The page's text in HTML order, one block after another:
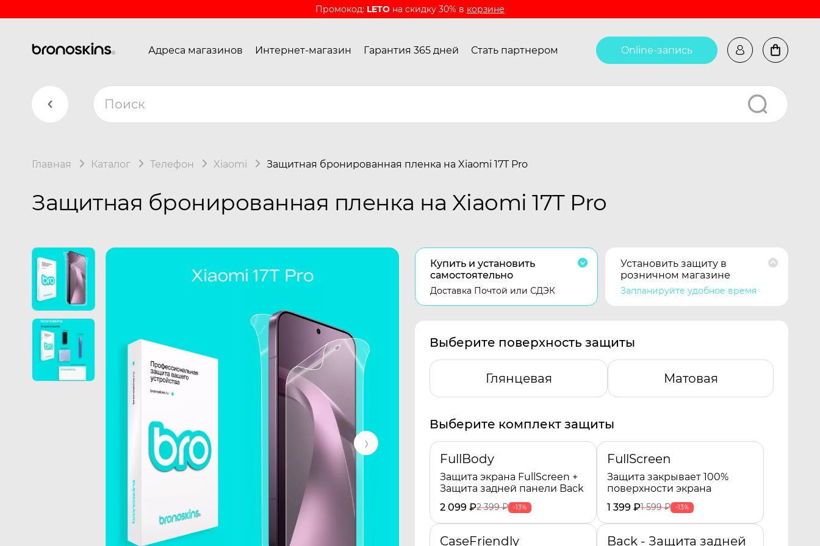
Промокод: LETO на скидку 30% в корзине
Адреса магазинов Интернет-магазин Гарантия 365 дней Стать партнером Online-запись
Главная Каталог Телефон Xiaomi Защитная бронированная пленка на Xiaomi 17T Pro
Защитная бронированная пленка на Xiaomi 17T Pro
Купить и установить
самостоятельно
Доставка Почтой или СДЭК
Установить защиту в
розничном магазине
Запланируйте удобное время
Выберите поверхность защиты
Глянцевая Матовая
Выберите комплект защиты
FullBody
Защита экрана FullScreen +
Защита задней панели Back
2 099 ₽2 399₽ -13%
FullScreen
Защита закрывает 100%
поверхности экрана
1 399 ₽1 599₽ -13%
CaseFriendly Back - Защита задней